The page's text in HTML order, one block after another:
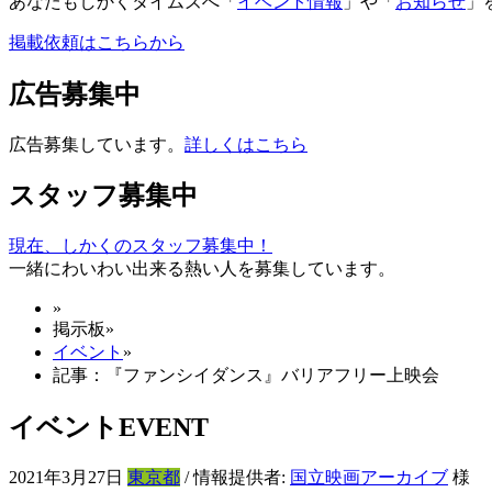
掲載依頼はこちらから
広告募集中
広告募集しています。 詳しくはこちら
スタッフ募集中
現在、しかくのスタッフ募集中！
一緒にわいわい出来る熱い人を募集しています。
»
掲示板»
イベント »
記事：『ファンシイダンス』バリアフリー上映会
イベントEVENT
2021年3月27日 東京都 / 情報提供者: 国立映画アーカイブ 様